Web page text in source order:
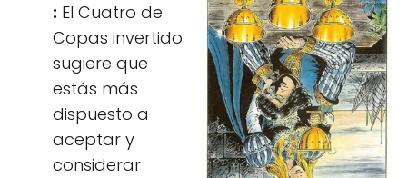
: El Cuatro de
Copas invertido
sugiere que
estás más
dispuesto a
aceptar y
considerar